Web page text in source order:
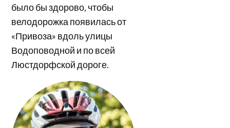
было бы здорово, чтобы
велодорожка появилась от
«Привоза» вдоль улицы
Водоповодной и по всей
Люстдорфской дороге.